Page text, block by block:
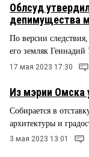
Облсуд
депимущества
По версии
его земляк
17 мая 2023 17:30
Из мэрии Омска
Собирается в
архитектуры и
3 мая 2023 13:01